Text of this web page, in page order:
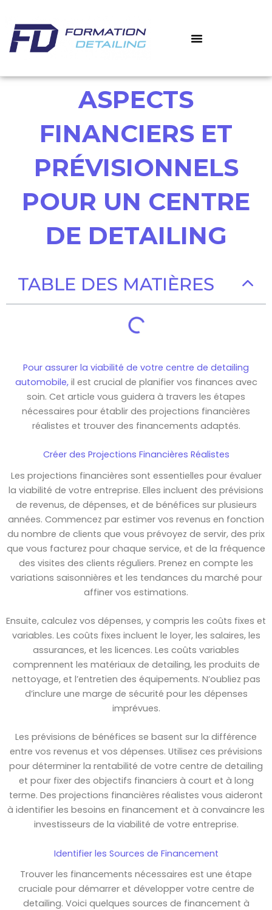
contenu
ASPECTS
FINANCIERS ET
PRÉVISIONNELS
POUR UN CENTRE
DE DETAILING
TABLE DES MATIÈRES
Pour assurer la viabilité de votre centre de detailing
automobile,il est crucial de planifier vos finances avec
soin. Cet article vous guidera à travers les étapes
nécessaires pour établir des projections financières
réalistes et trouver des financements adaptés.
Créer des Projections Financières Réalistes
Les projections financières sont essentielles pour évaluer
la viabilité de votre entreprise. Elles incluent des prévisions
de revenus, de dépenses, et de bénéfices sur plusieurs
années. Commencez par estimer vos revenus en fonction
du nombre de clients que vous prévoyez de servir, des prix
que vous facturez pour chaque service, et de la fréquence
des visites des clients réguliers. Prenez en compte les
variations saisonnières et les tendances du marché pour
affiner vos estimations.
Ensuite, calculez vos dépenses, y compris les coûts fixes et
variables. Les coûts fixes incluent le loyer, les salaires, les
assurances, et les licences. Les coûts variables
comprennent les matériaux de detailing, les produits de
nettoyage, et l’entretien des équipements. N’oubliez pas
d’inclure une marge de sécurité pour les dépenses
imprévues.
Les prévisions de bénéfices se basent sur la différence
entre vos revenus et vos dépenses. Utilisez ces prévisions
pour déterminer la rentabilité de votre centre de detailing
et pour fixer des objectifs financiers à court et à long
terme. Des projections financières réalistes vous aideront
à identifier les besoins en financement et à convaincre les
investisseurs de la viabilité de votre entreprise.
Identifier les Sources de Financement
Trouver les financements nécessaires est une étape
cruciale pour démarrer et développer votre centre de
detailing. Voici quelques sources de financement à